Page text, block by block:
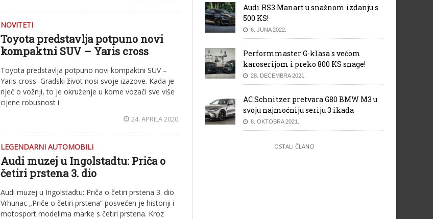
NOVITETI
Toyota predstavlja potpuno novi
kompaktni SUV – Yaris cross
Toyota predstavlja potpuno novi kompaktni SUV –
Yaris cross Gradski život nosi svoje izazove. Kada je
riječ o vožnji, to je okruženje u kome vozači sve više
cijene robusnost i
24. APRILA 2020.
LEGENDARNI AUTOMOBILI
Audi muzej u Ingolstadtu: Priča o
četiri prstena 3. dio
Audi muzej u Ingolstadtu: Priča o četiri prstena 3. dio
Vrhunac „Priče o četiri prstena” posvećen je historiji i
motosport modelima marke s četiri prstena. Kroz
Audi RS3 Manart u snažnom izdanju s
500 KS!
6. JUNA 2022.
Performmaster G-klasa s većom
karoserijom i preko 800 KS snage!
28. DECEMBRA 2021.
AC Schnitzer pretvara G80 BMW M3 u
svoju najmoćniju seriju 3 ikada
8. OKTOBRA 2021.
OSTALI ČLANCI